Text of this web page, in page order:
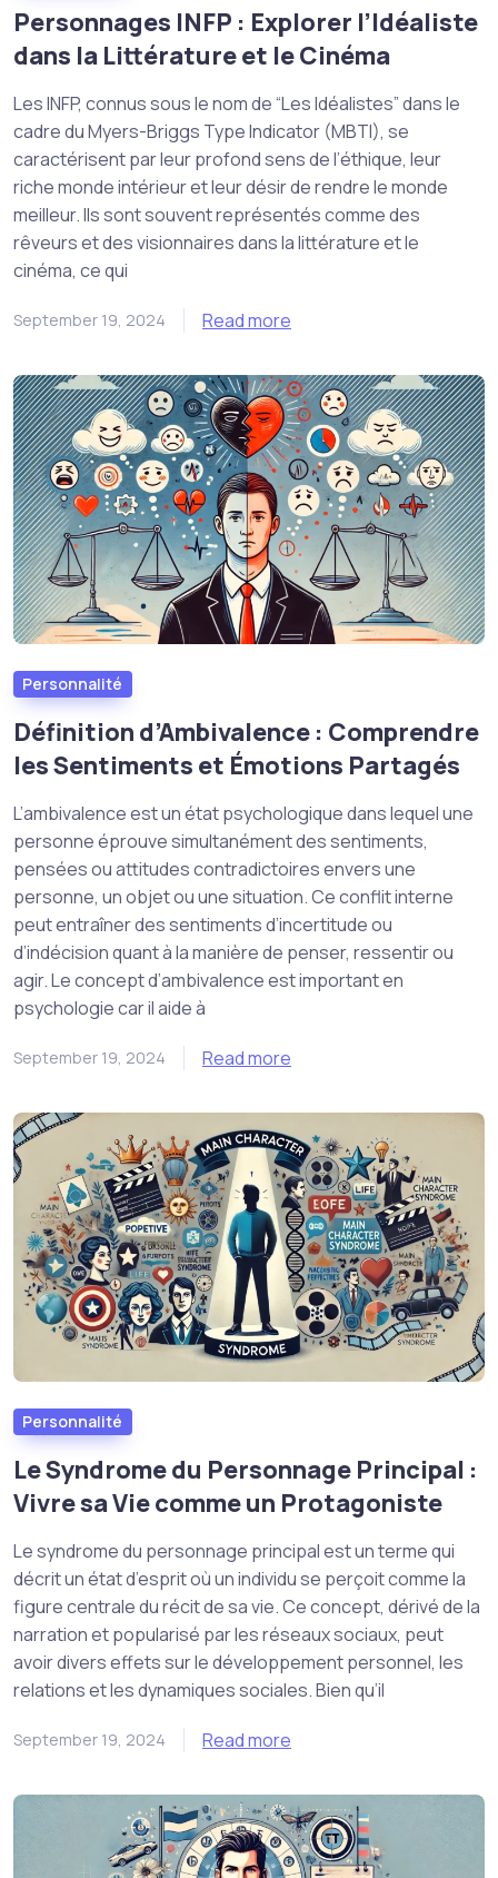
Personnages INFP : Explorer l’Idéaliste
dans la Littérature et le Cinéma
Les INFP, connus sous le nom de “Les Idéalistes” dans le
cadre du Myers-Briggs Type Indicator (MBTI), se
caractérisent par leur profond sens de l’éthique, leur
riche monde intérieur et leur désir de rendre le monde
meilleur. Ils sont souvent représentés comme des
rêveurs et des visionnaires dans la littérature et le
cinéma, ce qui
September 19, 2024 Read more
Personnalité
Définition d’Ambivalence : Comprendre
les Sentiments et Émotions Partagés
L’ambivalence est un état psychologique dans lequel une
personne éprouve simultanément des sentiments,
pensées ou attitudes contradictoires envers une
personne, un objet ou une situation. Ce conflit interne
peut entraîner des sentiments d’incertitude ou
d’indécision quant à la manière de penser, ressentir ou
agir. Le concept d’ambivalence est important en
psychologie car il aide à
September 19, 2024 Read more
Personnalité
Le Syndrome du Personnage Principal :
Vivre sa Vie comme un Protagoniste
Le syndrome du personnage principal est un terme qui
décrit un état d’esprit où un individu se perçoit comme la
figure centrale du récit de sa vie. Ce concept, dérivé de la
narration et popularisé par les réseaux sociaux, peut
avoir divers effets sur le développement personnel, les
relations et les dynamiques sociales. Bien qu’il
September 19, 2024 Read more